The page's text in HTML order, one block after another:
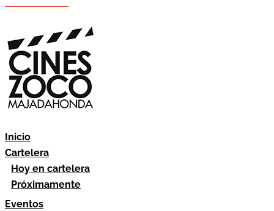
Inicio
Cartelera
Hoy en cartelera
Próximamente
Eventos